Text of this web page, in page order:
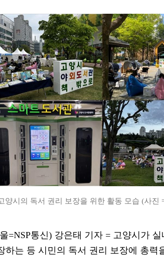
양시의 독서 권리 보장을 위한 활동 모습 (사진
=NSP통신) 강은태 기자 = 고양시가
하는 등 시민의 독서 권리 보장에 총력